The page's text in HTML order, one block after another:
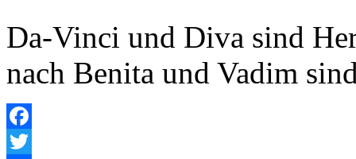
Da-Vinci und Diva sind
nach Benita und Vadim
Facebook